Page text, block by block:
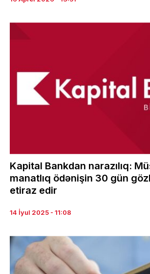
Kapital Bankdan narazılıq:
manatlıq ödənişin 30 gün
etiraz edir
14 İyul 2025 - 11:08